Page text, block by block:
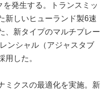
発生する。トランスミッ
新しいヒューランド製6速
、新タイプのマルチプレー
ンシャル（アジャスタブ
用した。
ミクスの最適化を実施。新